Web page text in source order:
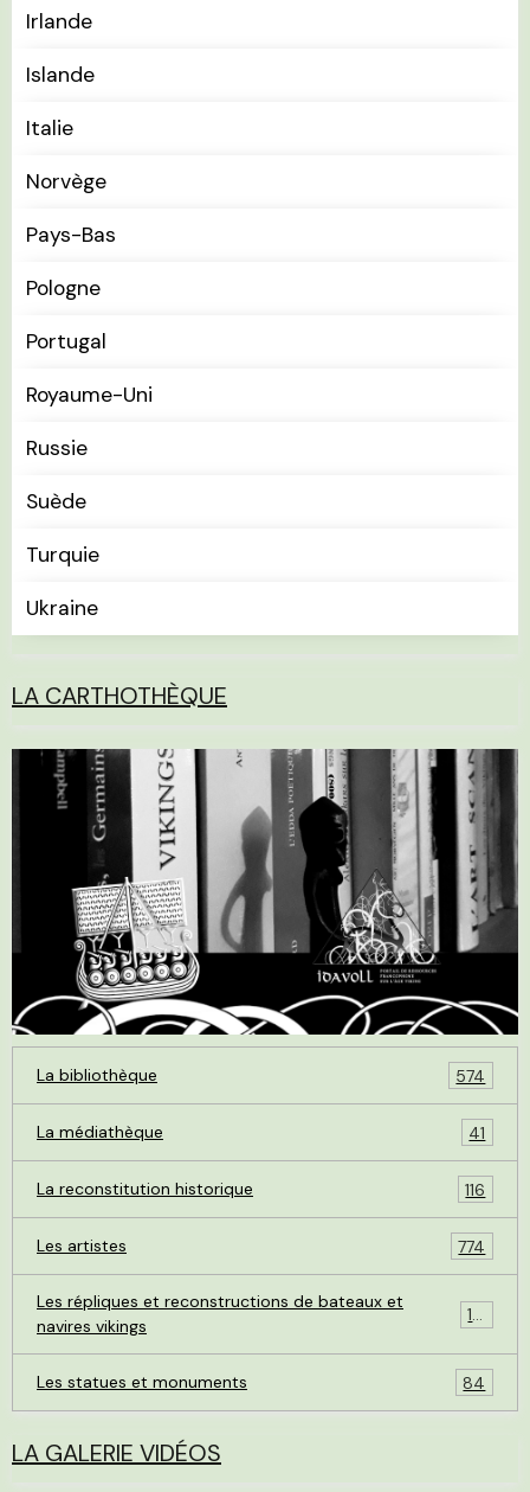
Irlande
Islande
Italie
Norvège
Pays-Bas
Pologne
Portugal
Royaume-Uni
Russie
Suède
Turquie
Ukraine
LA CARTHOTHÈQUE
La bibliothèque 574
La médiathèque 41
La reconstitution historique 116
Les artistes 774
Les répliques et reconstructions de bateaux et
navires vikings
119
Les statues et monuments 84
LA GALERIE VIDÉOS